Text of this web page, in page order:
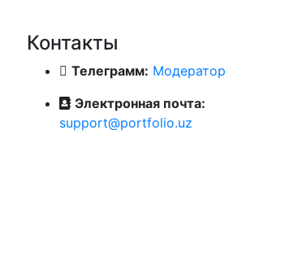
Контакты
Телеграмм: Модератор
Электронная почта:
support@portfolio.uz